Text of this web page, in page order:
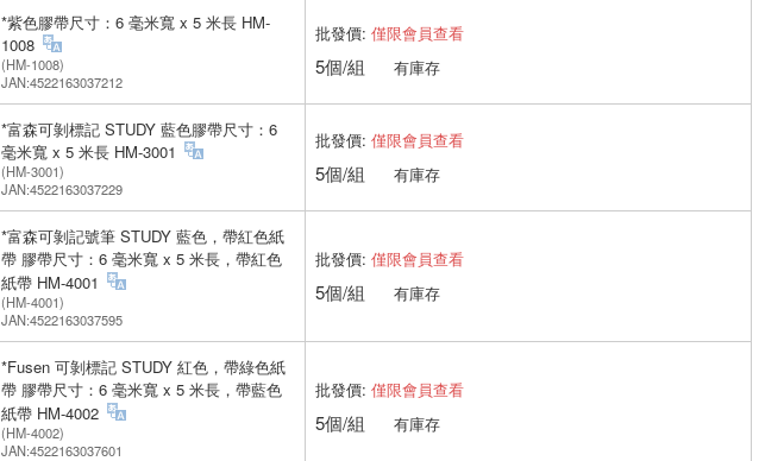
*紫色膠帶尺寸：6 毫米寬 x 5 米長 HM-
1008
(HM-1008)
JAN:4522163037212
批發價: 僅限會員查看
5個/組 有庫存
*富森可剝標記 STUDY 藍色膠帶尺寸：6
毫米寬 x 5 米長 HM-3001
(HM-3001)
JAN:4522163037229
批發價: 僅限會員查看
5個/組 有庫存
*富森可剝記號筆 STUDY 藍色，帶紅色紙
帶 膠帶尺寸：6 毫米寬 x 5 米長，帶紅色
紙帶 HM-4001
(HM-4001)
JAN:4522163037595
批發價: 僅限會員查看
5個/組 有庫存
*Fusen 可剝標記 STUDY 紅色，帶綠色紙
帶 膠帶尺寸：6 毫米寬 x 5 米長，帶藍色
紙帶 HM-4002
(HM-4002)
JAN:4522163037601
批發價: 僅限會員查看
5個/組 有庫存